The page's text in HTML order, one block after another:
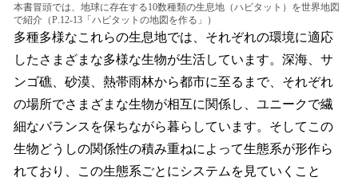
本書冒頭では、地球に存在する10数種類の生息地（ハビタット）を世界地図
で紹介（P.12-13「ハビタットの地図を作る」）
多種多様なこれらの生息地では、それぞれの環境に適応
したさまざまな多様な生物が生活しています。深海、サ
ンゴ礁、砂漠、熱帯雨林から都市に至るまで、それぞれ
の場所でさまざまな生物が相互に関係し、ユニークで繊
細なバランスを保ちながら暮らしています。そしてこの
生物どうしの関係性の積み重ねによって生態系が形作ら
れており、この生態系ごとにシステムを見ていくこと